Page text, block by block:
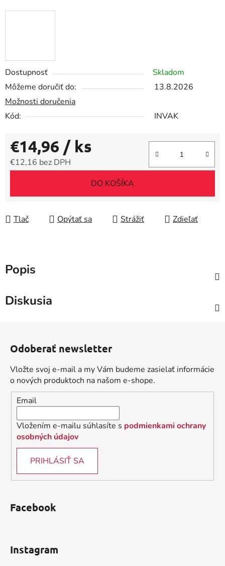
Dostupnosť
Skladom
Môžeme doručiť do:
13.8.2026
Možnosti doručenia
Kód:
INVAK
€14,96 / ks
€12,16 bez DPH
DO KOŠÍKA
Tlač Opýtať sa Strážiť Zdieľať
Popis
Diskusia
Odoberať newsletter
Vložte svoj e-mail a my Vám budeme zasielať informácie
o nových produktoch na našom e-shope.
Email
Vložením e-mailu súhlasíte s podmienkami ochrany
osobných údajov
PRIHLÁSIŤ SA
Facebook
Instagram